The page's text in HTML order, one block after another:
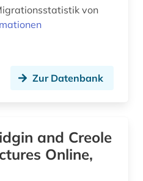
von
Zur Datenbank
and Creole
Online,